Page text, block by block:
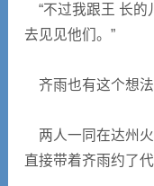
“不过我跟王 长的
去见见他们。”
齐雨也有这个想法
两人一同在达州火
直接带着齐雨约了代